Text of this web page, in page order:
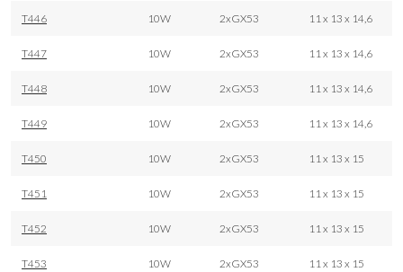
T446 10W 2xGX53 11 x 13 x 14,6
T447 10W 2xGX53 11 x 13 x 14,6
T448 10W 2xGX53 11 x 13 x 14,6
T449 10W 2xGX53 11 x 13 x 14,6
T450 10W 2xGX53 11 x 13 x 15
T451 10W 2xGX53 11 x 13 x 15
T452 10W 2xGX53 11 x 13 x 15
T453 10W 2xGX53 11 x 13 x 15